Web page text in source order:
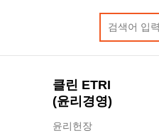
클린 ETRI
(윤리경영)
윤리헌장